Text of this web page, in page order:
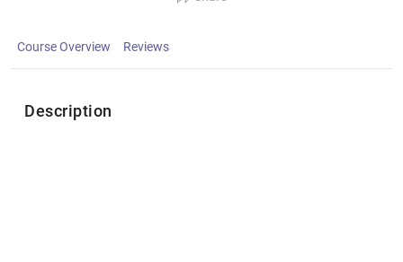
Course Overview Reviews
Description